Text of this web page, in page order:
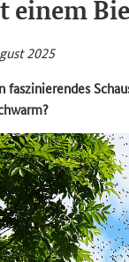
einem
2025
faszinierendes